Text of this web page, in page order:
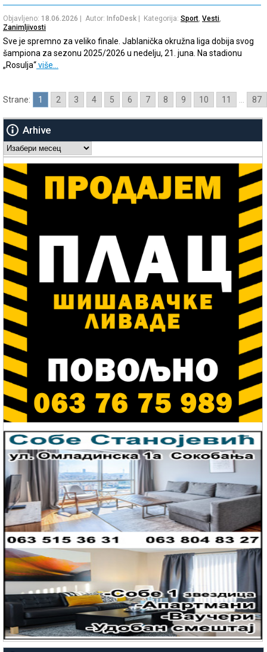
Objavljeno: 18.06.2026 | Autor: InfoDesk | Kategorija: Sport, Vesti,
Zanimljivosti
Sve je spremno za veliko finale. Jablanička okružna liga dobija svog
šampiona za sezonu 2025/2026 u nedelju, 21. juna. Na stadionu
„Rosulja“više…
Strane: 1 2 3 4 5 6 7 8 9 10 11 87
Arhive
Arhive